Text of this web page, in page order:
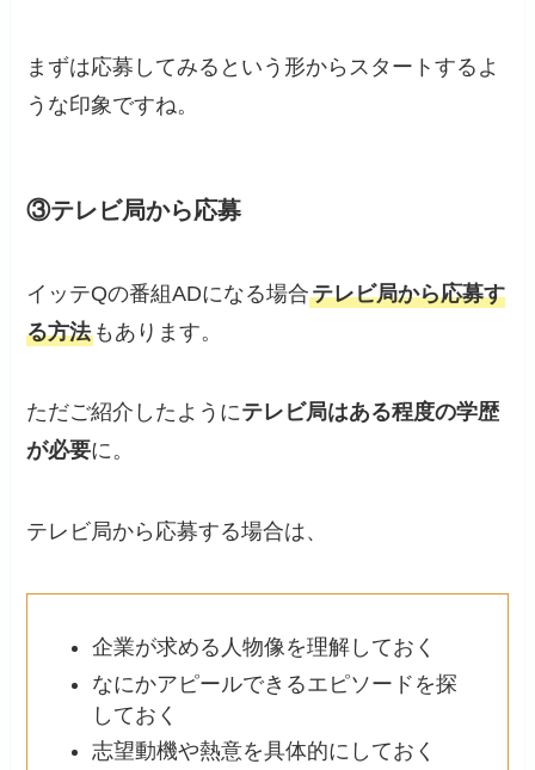
まずは応募してみるという形からスタートするよ
うな印象ですね。
③テレビ局から応募
イッテQの番組ADになる場合テレビ局から応募す
る方法 もあります。
ただご紹介したようにテレビ局はある程度の学歴
が必要に。
テレビ局から応募する場合は、
企業が求める人物像を理解しておく
なにかアピールできるエピソードを探
しておく
志望動機や熱意を具体的にしておく